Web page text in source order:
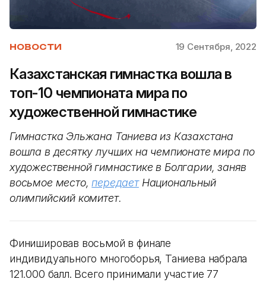
НОВОСТИ 19 Сентября, 2022
Казахстанская гимнастка вошла в
топ-10 чемпионата мира по
художественной гимнастике
Гимнастка Эльжана Таниева из Казахстана
вошла в десятку лучших на чемпионате мира по
художественной гимнастике в Болгарии, заняв
восьмое место,передаетНациональный
олимпийский комитет.
Финишировав восьмой в финале
индивидуального многоборья, Таниева набрала
121.000 балл. Всего принимали участие 77